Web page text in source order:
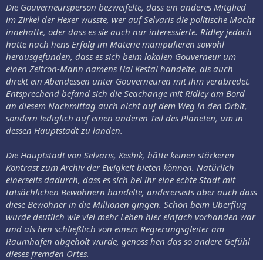
Die Gouverneursperson bezweifelte, dass ein anderes Mitglied
im Zirkel der Hexer wusste, wer auf Selvaris die politische Macht
innehatte, oder dass es sie auch nur interessierte. Ridley jedoch
hatte nach hens Erfolg im Materie manipulieren sowohl
herausgefunden, dass es sich beim lokalen Gouverneur um
einen Zeltron-Mann namens Hal Kestal handelte, als auch
direkt ein Abendessen unter Gouverneuren mit ihm verabredet.
Entsprechend befand sich die Seachange mit Ridley am Bord
an diesem Nachmittag auch nicht auf dem Weg in den Orbit,
sondern lediglich auf einen anderen Teil des Planeten, um in
dessen Hauptstadt zu landen.
Die Hauptstadt von Selvaris, Keshik, hätte keinen stärkeren
Kontrast zum Archiv der Ewigkeit bieten können. Natürlich
einerseits dadurch, dass es sich bei ihr eine echte Stadt mit
tatsächlichen Bewohnern handelte, andererseits aber auch dass
diese Bewohner in die Millionen gingen. Schon beim Überflug
wurde deutlich wie viel mehr Leben hier einfach vorhanden war
und als hen schließlich von einem Regierungsgleiter am
Raumhafen abgeholt wurde, genoss hen das so andere Gefühl
dieses fremden Ortes.